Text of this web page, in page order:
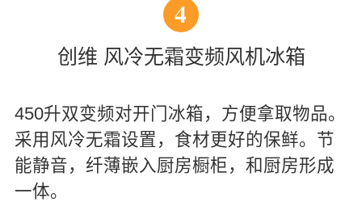
4
创维 风冷无霜变频风机冰箱
450升双变频对开门冰箱，方便拿取物品。
采用风冷无霜设置，食材更好的保鲜。节
能静音，纤薄嵌入厨房橱柜，和厨房形成
一体。